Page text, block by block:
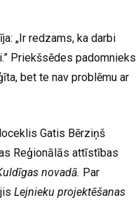
„Ir redzams, ka darbi
Priekšsēdes padomnieks
bet te nav problēmu ar
Gatis Bērziņš
Reģionālās attīstības
novadā. Par
Lejnieku projektēšanas